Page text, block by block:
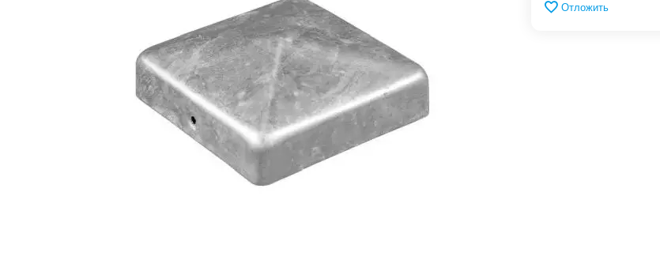
Отложить